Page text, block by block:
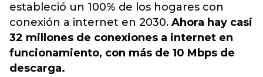
estableció un 100% de los hogares con
conexión a internet en 2030. Ahora hay casi
32 millones de conexiones a internet en
funcionamiento, con más de 10 Mbps de
descarga.